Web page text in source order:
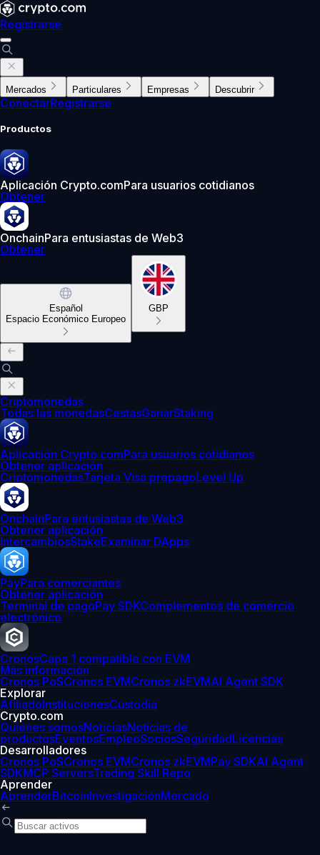
Registrarse
Mercados Particulares Empresas Descubrir
ConectarRegistrarse
Productos
Aplicación Crypto.comPara usuarios cotidianos
Obtener
OnchainPara entusiastas de Web3
Obtener
Español
Espacio Económico Europeo
GBP
Criptomonedas
Todas las monedasCestasGanarStaking
Aplicación Crypto.comPara usuarios cotidianos
Obtener aplicación
CriptomonedasTarjeta Visa prepagoLevel Up
OnchainPara entusiastas de Web3
Obtener aplicación
IntercambiosStakeExaminar DApps
PayPara comerciantes
Obtener aplicación
Terminal de pagoPay SDKComplementos de comercio
electrónico
CronosCapa 1 compatible con EVM
Más información
Cronos PoSCronos EVMCronos zkEVMAI Agent SDK
Explorar
AfiliadoInstitucionesCustodia
Crypto.com
Quiénes somosNoticiasNoticias de
productosEventosEmpleoSociosSeguridadLicencias
Desarrolladores
Cronos PoSCronos EVMCronos zkEVMPay SDKAI Agent
SDKMCP ServersTrading Skill Repo
Aprender
AprenderBitcoinInvestigaciónMercado